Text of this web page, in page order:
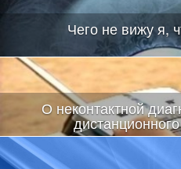
Чего не вижу я,
О неконтактной